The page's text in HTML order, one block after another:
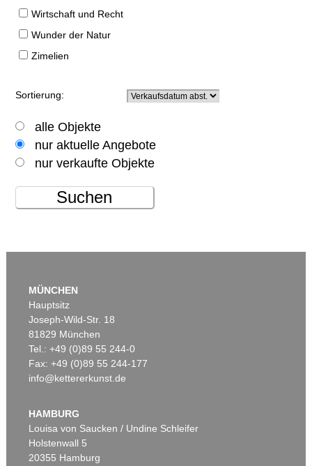
Wirtschaft und Recht
Wunder der Natur
Zimelien
Sortierung:
alle Objekte
nur aktuelle Angebote
nur verkaufte Objekte
Suchen
MÜNCHEN
Hauptsitz
Joseph-Wild-Str. 18
81829 München
Tel.: +49 (0)89 55 244-0
Fax: +49 (0)89 55 244-177
info@kettererkunst.de
HAMBURG
Louisa von Saucken / Undine Schleifer
Holstenwall 5
20355 Hamburg